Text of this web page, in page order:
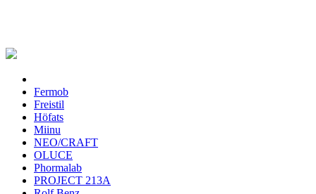
Fermob
Freistil
Höfats
Miinu
NEO/CRAFT
OLUCE
Phormalab
PROJECT 213A